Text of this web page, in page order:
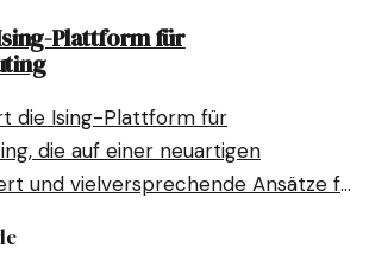
Plattform für
die Ising-Plattform für
die auf einer neuartigen
und vielversprechende Ansätze für
revolutionieren.